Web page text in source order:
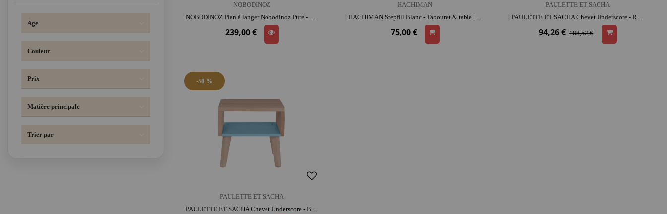
Age
Couleur
Prix
Matière principale
Trier par
NOBODINOZ
239,00 €
HACHIMAN
75,00 €
PAULETTE ET SACHA
94,26 € 188,52 €
-50 %
PAULETTE ET SACHA